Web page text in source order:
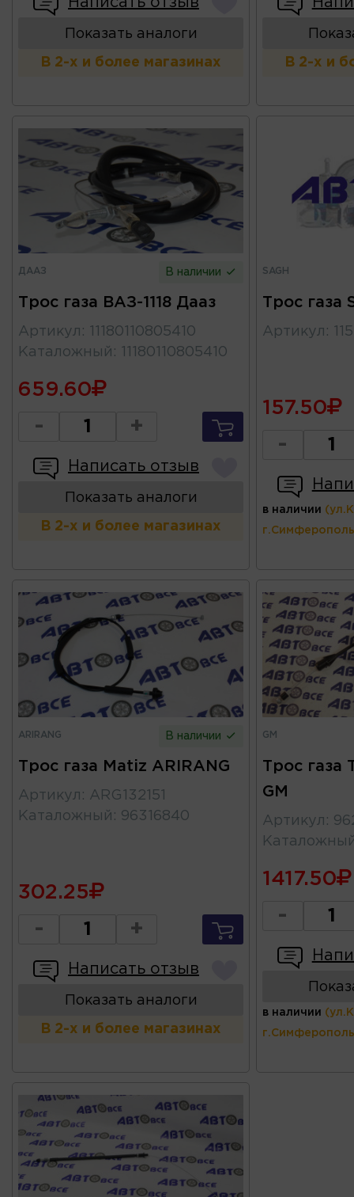
Показать аналоги
В 2-х и более магазинах В 2-х и
ДААЗ В наличии
Трос газа ВАЗ-1118 Дааз
Артикул :
11180110805410
Каталожный : 11180110805410
659.60
- +
Написать отзыв
Показать аналоги
В 2-х и более магазинах
SAGH
Трос газа
Артикул :
157.50
-
в наличии
ARIRANG В наличии
Трос газа Matiz ARIRANG
Артикул : ARG132151
Каталожный : 96316840
302.25
- +
Написать отзыв
Показать аналоги
В 2-х и более магазинах
GM
Трос газа
GM
Артикул :
1417.50
-
в наличии